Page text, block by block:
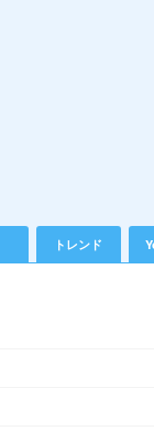
トレンド